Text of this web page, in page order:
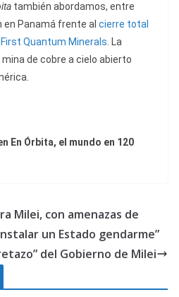
también abordamos, entre
Panamá frente al cierre total
Quantum Minerals. La
de cobre a cielo abierto
En Órbita, el mundo en 120
Milei, con amenazas de
un Estado gendarme”
del Gobierno de Milei